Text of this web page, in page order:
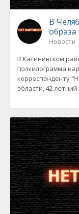
В
Новости
В Калининском
полкилограмма
корреспонденту
области, 42-